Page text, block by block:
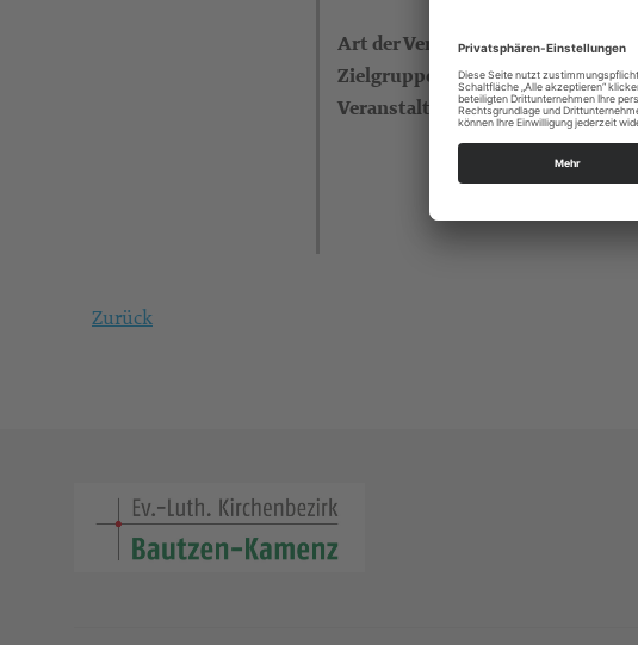
Art der Veranstaltung
Zielgruppe
Veranstalter
Zurück